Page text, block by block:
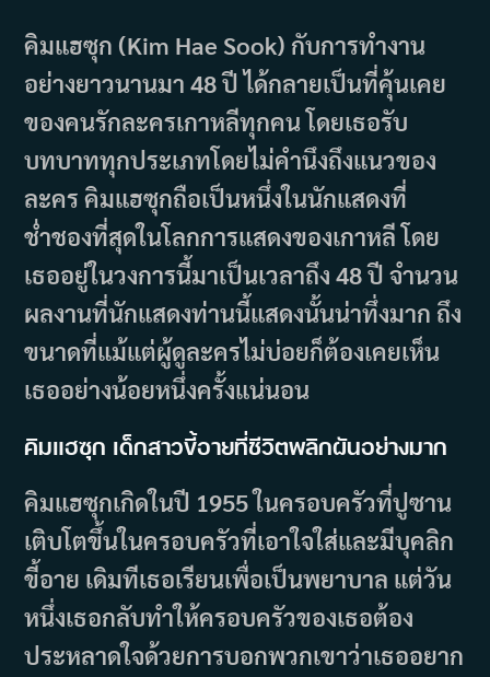
คิมแฮซุก (Kim Hae Sook) กับการทำงาน
อย่างยาวนานมา 48 ปี ได้กลายเป็นที่คุ้นเคย
ของคนรักละครเกาหลีทุกคน โดยเธอรับ
บทบาททุกประเภทโดยไม่คำนึงถึงแนวของ
ละคร คิมแฮซุกถือเป็นหนึ่งในนักแสดงที่
ช่ำชองที่สุดในโลกการแสดงของเกาหลี โดย
เธออยู่ในวงการนี้มาเป็นเวลาถึง 48 ปี จำนวน
ผลงานที่นักแสดงท่านนี้แสดงนั้นน่าทึ่งมาก ถึง
ขนาดที่แม้แต่ผู้ดูละครไม่บ่อยก็ต้องเคยเห็น
เธออย่างน้อยหนึ่งครั้งแน่นอน
คิมแฮซุก เด็กสาวขี้อายที่ชีวิตพลิกผันอย่างมาก
คิมแฮซุกเกิดในปี 1955 ในครอบครัวที่ปูซาน
เติบโตขึ้นในครอบครัวที่เอาใจใส่และมีบุคลิก
ขี้อาย เดิมทีเธอเรียนเพื่อเป็นพยาบาล แต่วัน
หนึ่งเธอกลับทำให้ครอบครัวของเธอต้อง
ประหลาดใจด้วยการบอกพวกเขาว่าเธออยาก